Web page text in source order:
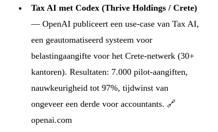
Tax AI met Codex (Thrive Holdings / Crete)
— OpenAI publiceert een use-case van Tax AI,
een geautomatiseerd systeem voor
belastingaangifte voor het Crete-netwerk (30+
kantoren). Resultaten: 7.000 pilot-aangiften,
nauwkeurigheid tot 97%, tijdwinst van
ongeveer een derde voor accountants. 🔗
openai.com